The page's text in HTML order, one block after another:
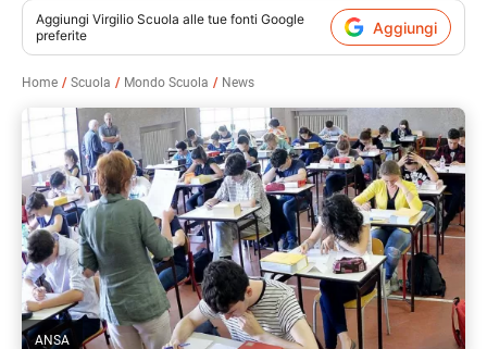
contenuto
Aggiungi Virgilio Scuola alle tue fonti Google
preferite
Aggiungi
Home Scuola Mondo Scuola News
ANSA